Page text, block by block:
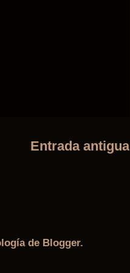
Entrada antigua
de Blogger.